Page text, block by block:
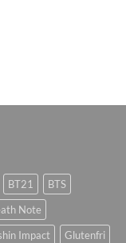
BT21
BTS
Note
Impact
Glutenfri